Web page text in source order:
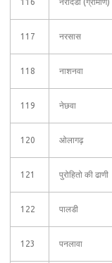
117 नरसास
118 नाशनवा
119 नेछवा
120 ओलागढ़
121 पुरोहितो की ढाणी
122 पालडी
123 पनलावा